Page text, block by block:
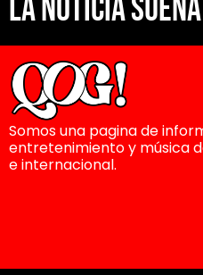
La noticia
Somos una pagina de
entretenimiento y música
e internacional.